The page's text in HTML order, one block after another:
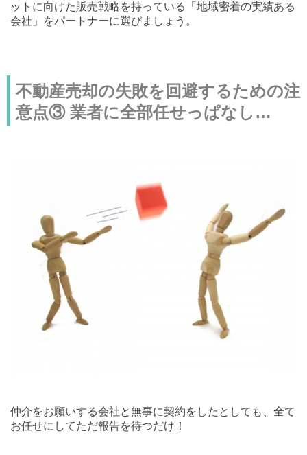
ットに向けた販売戦略を持っている「地域密着の実績ある
会社」をパートナーに選びましょう。
不動産売却の失敗を回避するための注
意点③ 業者に全部任せっぱなし…
仲介をお願いする会社と無事に契約をしたとしても、全て
お任せにしてただ報告を待つだけ！